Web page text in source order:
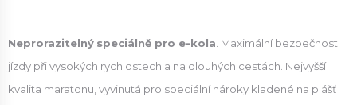
Neprorazitelný speciálně pro e-kola . Maximální bezpečnost
jízdy při vysokých rychlostech a na dlouhých cestách. Nejvyšší
kvalita maratonu, vyvinutá pro speciální nároky kladené na plášť